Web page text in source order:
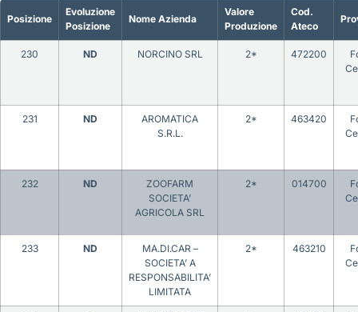
Posizione
Evoluzione
Posizione
Nome Azienda
Valore
Produzione
Cod.
Ateco
230 ND NORCINO SRL 2* 472200
231 ND
AROMATICA
S.R.L.
2* 463420
232 ND
ZOOFARM
SOCIETA’
AGRICOLA SRL
2* 014700
233 ND
MA.DI.CAR –
SOCIETA’ A
RESPONSABILITA’
LIMITATA
2* 463210